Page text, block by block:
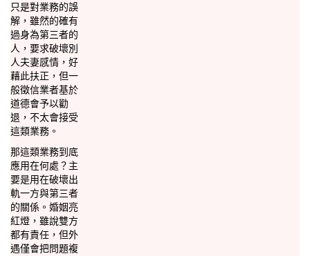
只是對業務的誤
解，雖然的確有
過身為第三者的
人，要求破壞別
人夫妻感情，好
藉此扶正，但一
般徵信業者基於
道德會予以勸
退，不太會接受
這類業務。
那這類業務到底
應用在何處？主
要是用在破壞出
軌一方與第三者
的關係。婚姻亮
紅燈，雖說雙方
都有責任，但外
遇僅會把問題複